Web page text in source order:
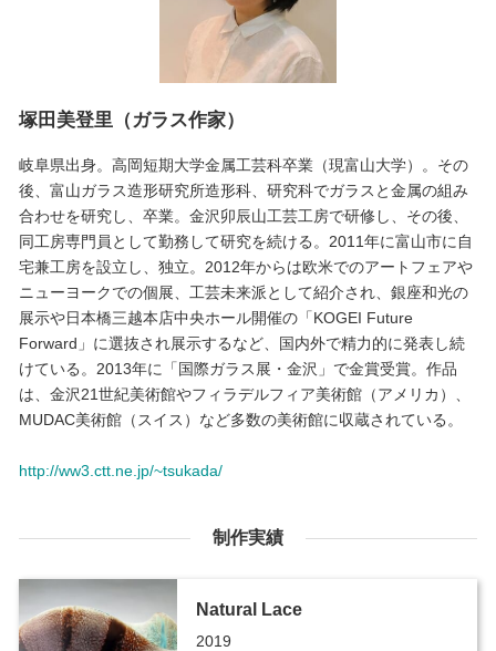
塚田美登里（ガラス作家）
岐阜県出身。高岡短期大学金属工芸科卒業（現富山大学）。その
後、富山ガラス造形研究所造形科、研究科でガラスと金属の組み
合わせを研究し、卒業。金沢卯辰山工芸工房で研修し、その後、
同工房専門員として勤務して研究を続ける。2011年に富山市に自
宅兼工房を設立し、独立。2012年からは欧米でのアートフェアや
ニューヨークでの個展、工芸未来派として紹介され、銀座和光の
展示や日本橋三越本店中央ホール開催の「KOGEI Future
Forward」に選抜され展示するなど、国内外で精力的に発表し続
けている。2013年に「国際ガラス展・金沢」で金賞受賞。作品
は、金沢21世紀美術館やフィラデルフィア美術館（アメリカ）、
MUDAC美術館（スイス）など多数の美術館に収蔵されている。
http://ww3.ctt.ne.jp/~tsukada/
制作実績
Natural Lace
2019